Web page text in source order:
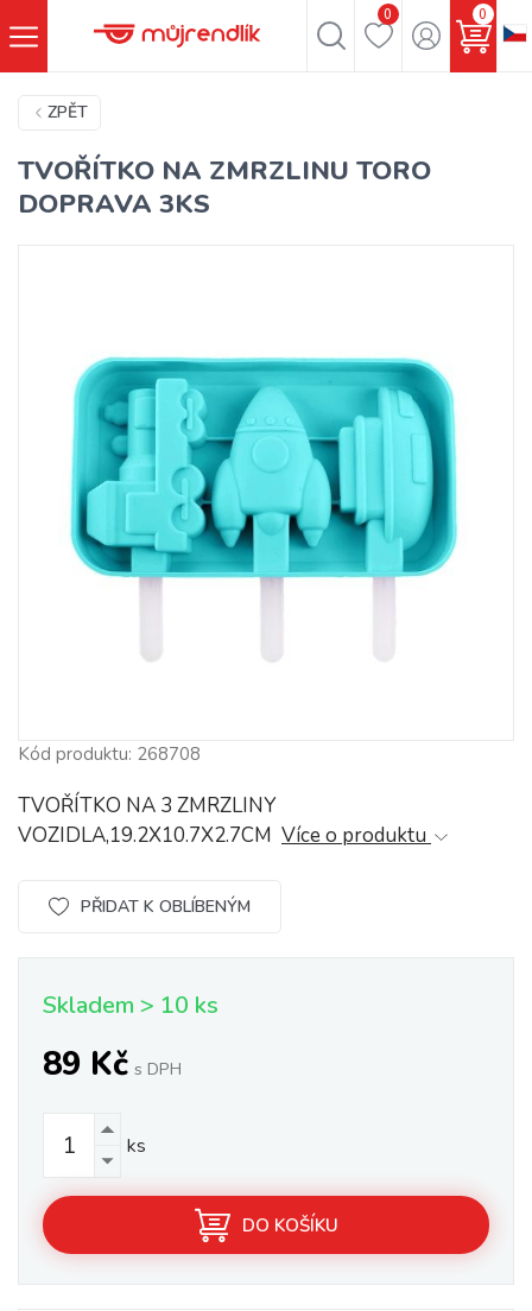
0 0
ZPĚT
TVOŘÍTKO NA ZMRZLINU TORO
DOPRAVA 3KS
Kód produktu: 268708
TVOŘÍTKO NA 3 ZMRZLINY
VOZIDLA,19.2X10.7X2.7CM Více o produktu
PŘIDAT K OBLÍBENÝM
Skladem > 10 ks
89 Kč s DPH
ks
DO KOŠÍKU